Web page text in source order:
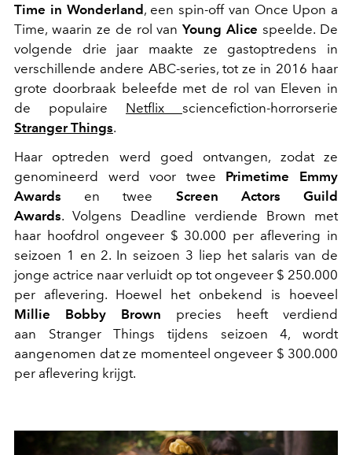
Time in Wonderland, een spin-off van Once Upon a
Time, waarin ze de rol vanYoung Alice speelde. De
volgende drie jaar maakte ze gastoptredens in
verschillende andere ABC-series, tot ze in 2016 haar
grote doorbraak beleefde met de rol van Eleven in
de populaire Netflix sciencefiction-horrorserie
Stranger Things.
Haar optreden werd goed ontvangen, zodat ze
genomineerd werd voor twee Primetime Emmy
Awards en twee Screen Actors Guild
Awards. Volgens Deadline verdiende Brown met
haar hoofdrol ongeveer $ 30.000 per aflevering in
seizoen 1 en 2. In seizoen 3 liep het salaris van de
jonge actrice naar verluidt op tot ongeveer $ 250.000
per aflevering. Hoewel het onbekend is hoeveel
Millie Bobby Brown precies heeft verdiend
aan Stranger Things tijdens seizoen 4, wordt
aangenomen dat ze momenteel ongeveer $ 300.000
per aflevering krijgt.